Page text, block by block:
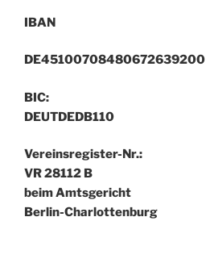
IBAN
DE45100708480672639200
BIC:
DEUTDEDB110
Vereinsregister-Nr.:
VR 28112 B
beim Amtsgericht
Berlin-Charlottenburg